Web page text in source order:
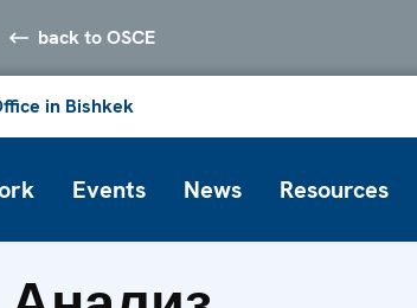
back to OSCE
in Bishkek
Events News Resources